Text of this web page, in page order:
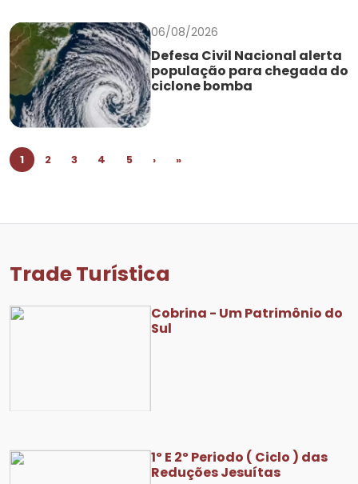
06/08/2026
Defesa Civil Nacional alerta
população para chegada do
ciclone bomba
1 2 3 4 5 › »
Trade Turística
Cobrina - Um Patrimônio do
Sul
1º E 2º Periodo ( Ciclo ) das
Reduções Jesuítas